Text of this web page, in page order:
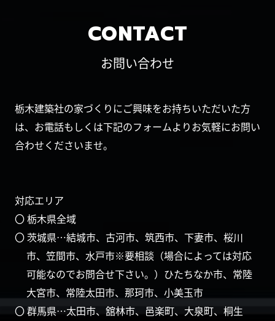
CONTACT
お問い合わせ
栃木建築社の家づくりにご興味をお持ちいただいた方
は、お電話もしくは下記のフォームよりお気軽にお問い
合わせくださいませ。
対応エリア
〇 栃木県全域
〇 茨城県…結城市、古河市、筑西市、下妻市、桜川
市、笠間市、水戸市※要相談（場合によっては対応
可能なのでお問合せ下さい。）ひたちなか市、常陸
大宮市、常陸太田市、那珂市、小美玉市
〇 群馬県…太田市、舘林市、邑楽町、大泉町、桐生